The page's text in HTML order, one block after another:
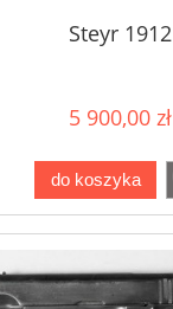
Steyr 1912
5 900,00 zł
do koszyka